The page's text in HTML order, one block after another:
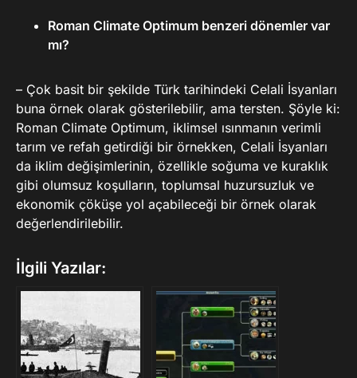
Roman Climate Optimum benzeri dönemler var
mı?
– Çok basit bir şekilde Türk tarihindeki Celali İsyanları
buna örnek olarak gösterilebilir, ama tersten. Şöyle ki:
Roman Climate Optimum, iklimsel ısınmanın verimli
tarım ve refah getirdiği bir örnekken, Celali İsyanları
da iklim değişimlerinin, özellikle soğuma ve kuraklık
gibi olumsuz koşulların, toplumsal huzursuzluk ve
ekonomik çöküşe yol açabileceği bir örnek olarak
değerlendirilebilir.
İlgili Yazılar: